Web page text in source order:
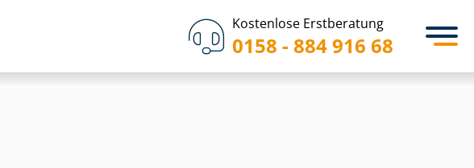
Kostenlose Erstberatung
0158 - 884 916 68